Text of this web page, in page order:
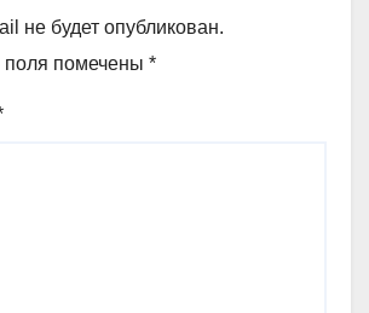
не будет опубликован.
помечены *